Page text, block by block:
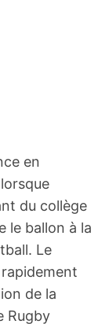
en
du collège
le ballon à la
Le
de la
Rugby